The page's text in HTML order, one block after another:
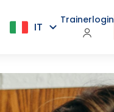
Trainerlogin